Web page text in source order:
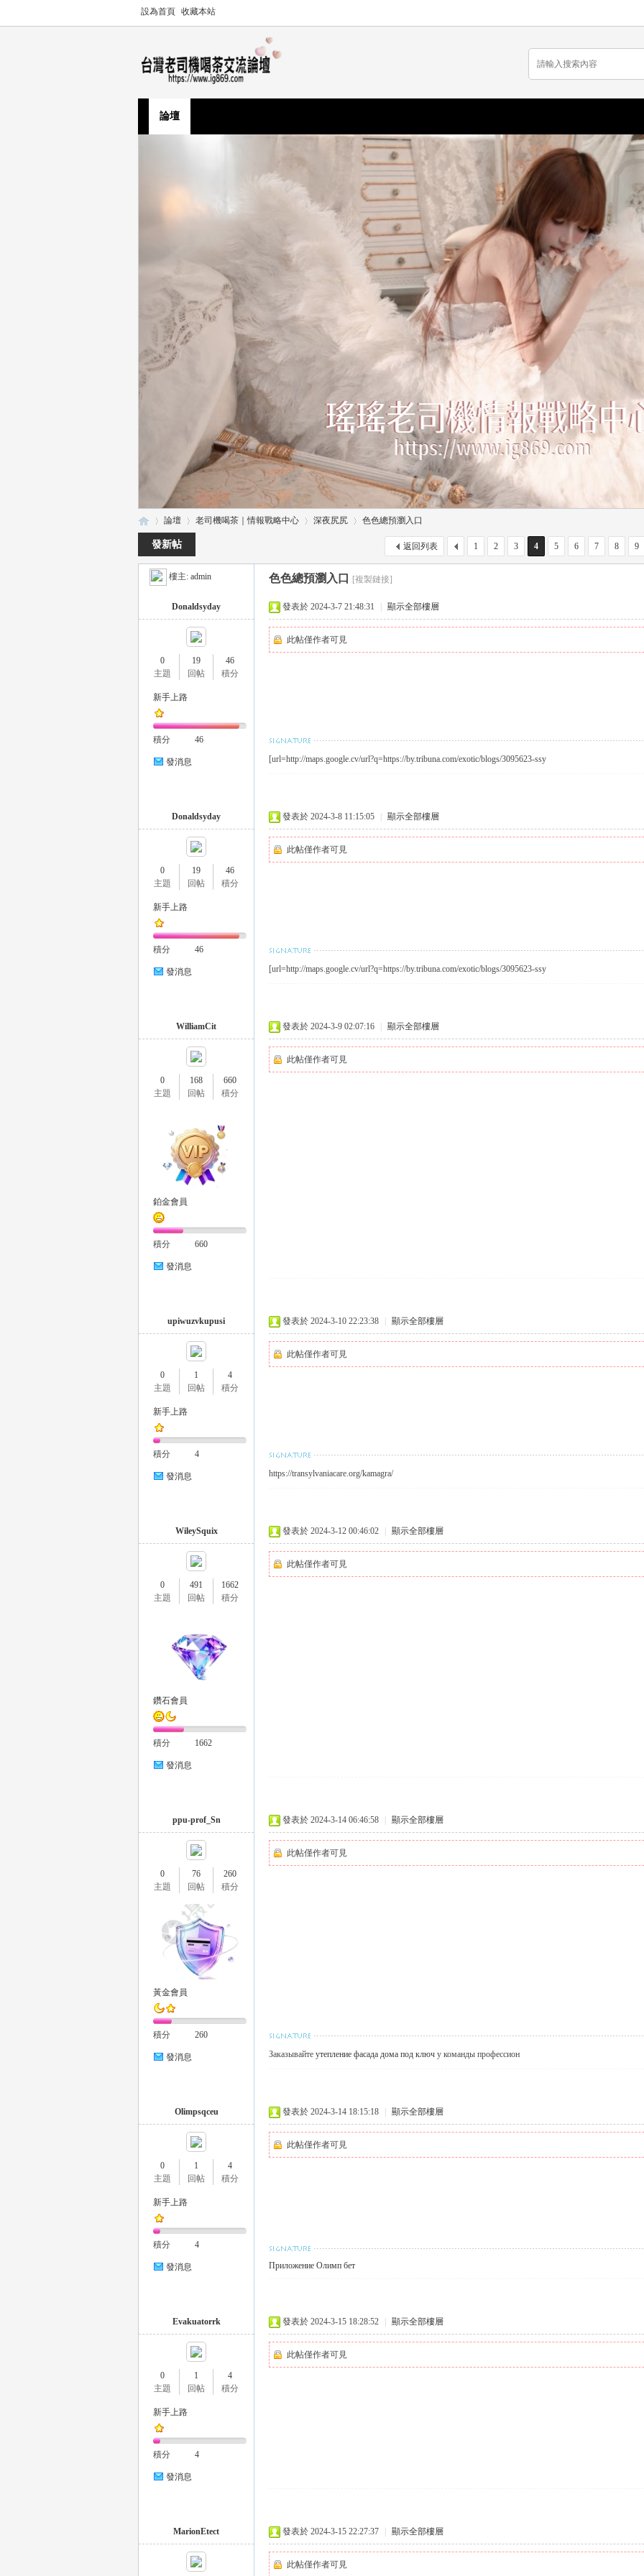
設為首頁 收藏本站
論壇
»
論壇
›
老司機喝茶｜情報戰略中心
›
深夜尻尻 色色總預瀏入口
1 2 3 4 5 6 7 8 9
返回列表
發新帖
樓主: admin 色色總預瀏入口 [複製鏈接]
Donaldsyday
0
主題
19
回帖
46
積分
新手上路
積分 46
發消息
發表於 2024-3-7 21:48:31 顯示全部樓層
此帖僅作者可見
[url=http://maps.google.cv/url?q=https://by.tribuna.com/exotic/blogs/3095623-ssy
Donaldsyday
0
主題
19
回帖
46
積分
新手上路
積分 46
發消息
發表於 2024-3-8 11:15:05 顯示全部樓層
此帖僅作者可見
[url=http://maps.google.cv/url?q=https://by.tribuna.com/exotic/blogs/3095623-ssy
WilliamCit
0
主題
168
回帖
660
積分
鉑金會員
積分 660
發消息
發表於 2024-3-9 02:07:16 顯示全部樓層
此帖僅作者可見
upiwuzvkupusi
0
主題
1
回帖
4
積分
新手上路
積分 4
發消息
發表於 2024-3-10 22:23:38 顯示全部樓層
此帖僅作者可見
https://transylvaniacare.org/kamagra/
WileySquix
0
主題
491
回帖
1662
積分
鑽石會員
積分 1662
發消息
發表於 2024-3-12 00:46:02 顯示全部樓層
此帖僅作者可見
ppu-prof_Sn
0
主題
76
回帖
260
積分
黃金會員
積分 260
發消息
發表於 2024-3-14 06:46:58 顯示全部樓層
此帖僅作者可見
Заказывайте утепление фасада дома под ключ у команды профессион
Olimpsqceu
0
主題
1
回帖
4
積分
新手上路
積分 4
發消息
發表於 2024-3-14 18:15:18 顯示全部樓層
此帖僅作者可見
Приложение Олимп бет
Evakuatorrk
0
主題
1
回帖
4
積分
新手上路
積分 4
發消息
發表於 2024-3-15 18:28:52 顯示全部樓層
此帖僅作者可見
MarionEtect 發表於 2024-3-15 22:27:37 顯示全部樓層
此帖僅作者可見